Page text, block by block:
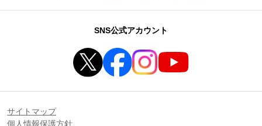
SNS公式アカウント
サイトマップ
個人情報保護方針